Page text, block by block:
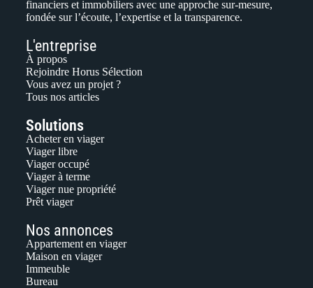
financiers et immobiliers avec une approche sur-mesure,
fondée sur l’écoute, l’expertise et la transparence.
L'entreprise
À propos
Rejoindre Horus Sélection
Vous avez un projet ?
Tous nos articles
Solutions
Acheter en viager
Viager libre
Viager occupé
Viager à terme
Viager nue propriété
Prêt viager
Nos annonces
Appartement en viager
Maison en viager
Immeuble
Bureau